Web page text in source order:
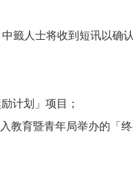
籤人士将收到短讯以确认
计划」项目；
教育暨青年局举办的「